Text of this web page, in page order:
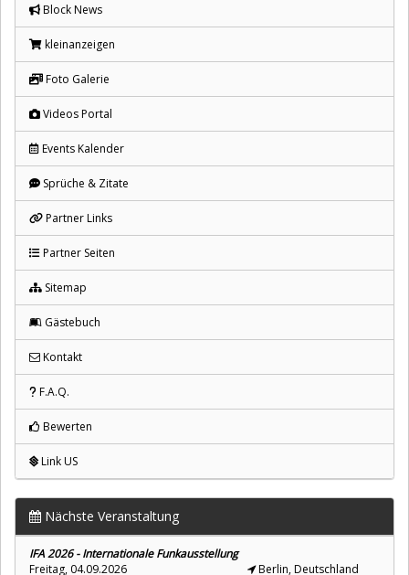
Block News
kleinanzeigen
Foto Galerie
Videos Portal
Events Kalender
Sprüche & Zitate
Partner Links
Partner Seiten
Sitemap
Gästebuch
Kontakt
F.A.Q.
Bewerten
Link US
Nächste Veranstaltung
IFA 2026 - Internationale Funkausstellung
Freitag, 04.09.2026
Berlin, Deutschland